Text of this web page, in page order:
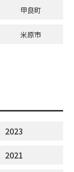
甲良町
米原市
2023
2021